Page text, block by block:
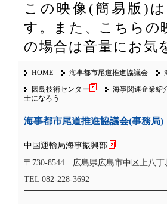
この映像(簡易版)
す。また、こちらの
の場合は音量にお気
HOME 海事都市尾道推進協議会
因島技術センター 海事関連企業紹
士になろう
海事都市尾道推進協議会(事務局)
中国運輸局海事振興部
〒730-8544 広島県広島市中区上八丁
TEL 082-228-3692